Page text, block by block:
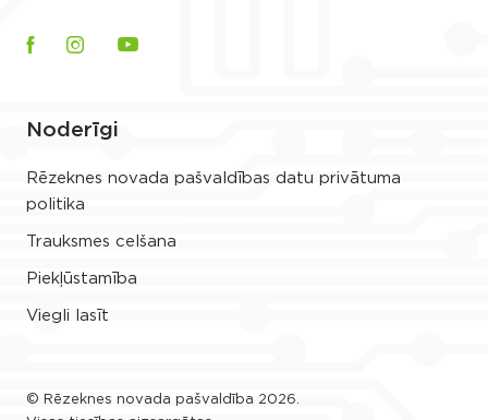
Noderīgi
Rēzeknes novada pašvaldības datu privātuma
politika
Trauksmes celšana
Piekļūstamība
Viegli lasīt
© Rēzeknes novada pašvaldība 2026.